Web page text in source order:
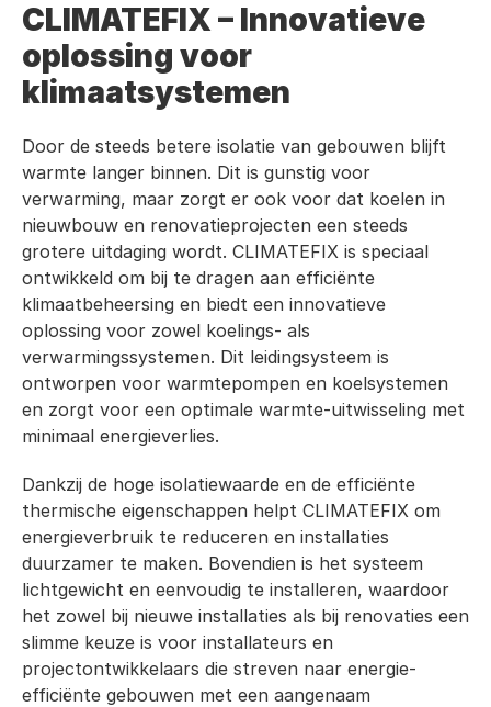
CLIMATEFIX – Innovatieve
oplossing voor
klimaatsystemen
Door de steeds betere isolatie van gebouwen blijft
warmte langer binnen. Dit is gunstig voor
verwarming, maar zorgt er ook voor dat koelen in
nieuwbouw en renovatieprojecten een steeds
grotere uitdaging wordt. CLIMATEFIX is speciaal
ontwikkeld om bij te dragen aan efficiënte
klimaatbeheersing en biedt een innovatieve
oplossing voor zowel koelings- als
verwarmingssystemen. Dit leidingsysteem is
ontworpen voor warmtepompen en koelsystemen
en zorgt voor een optimale warmte-uitwisseling met
minimaal energieverlies.
Dankzij de hoge isolatiewaarde en de efficiënte
thermische eigenschappen helpt CLIMATEFIX om
energieverbruik te reduceren en installaties
duurzamer te maken. Bovendien is het systeem
lichtgewicht en eenvoudig te installeren, waardoor
het zowel bij nieuwe installaties als bij renovaties een
slimme keuze is voor installateurs en
projectontwikkelaars die streven naar energie-
efficiënte gebouwen met een aangenaam